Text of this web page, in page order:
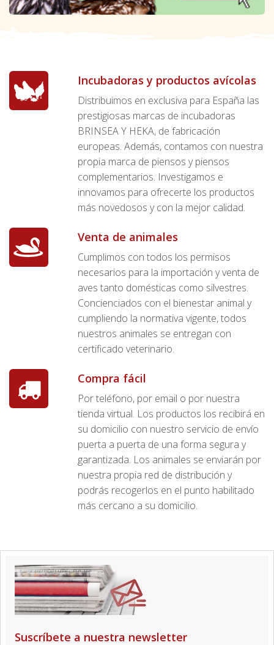
Incubadoras y productos avícolas
Distribuimos en exclusiva para España las
prestigiosas marcas de incubadoras
BRINSEA Y HEKA, de fabricación
europeas. Además, contamos con nuestra
propia marca de piensos y piensos
complementarios. Investigamos e
innovamos para ofrecerte los productos
más novedosos y con la mejor calidad.
Venta de animales
Cumplimos con todos los permisos
necesarios para la importación y venta de
aves tanto domésticas como silvestres.
Concienciados con el bienestar animal y
cumpliendo la normativa vigente, todos
nuestros animales se entregan con
certificado veterinario.
Compra fácil
Por teléfono, por email o por nuestra
tienda virtual. Los productos los recibirá en
su domicilio con nuestro servicio de envío
puerta a puerta de una forma segura y
garantizada. Los animales se enviarán por
nuestra propia red de distribución y
podrás recogerlos en el punto habilitado
más cercano a su domicilio.
Suscríbete a nuestra newsletter